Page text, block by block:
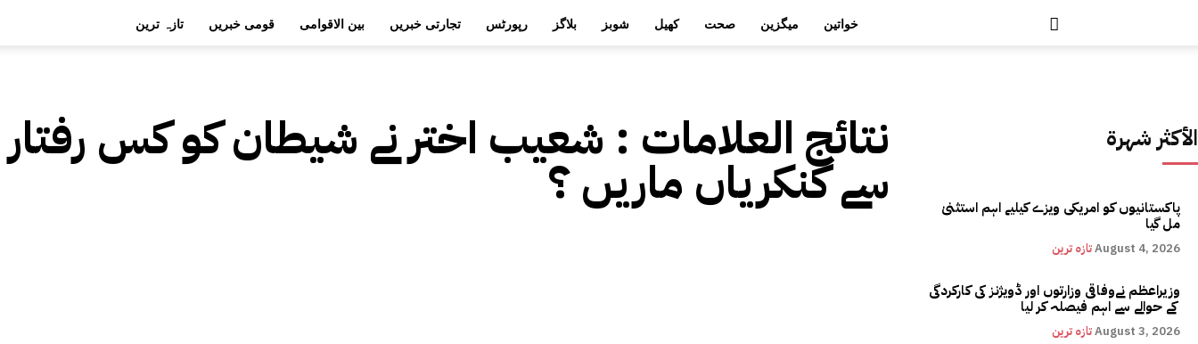
تازہ ترین قومی خبریں بین الاقوامی تجارتی خبریں رپورٹس بلاگز شوبز کھیل صحت میگزین خواتین
نتائج العلامات : شعیب اختر نے شیطان کو کس رفتار
سے کنکریاں ماریں ؟
الأكثر شهرة
پاکستانیوں کو امریکی ویزے کیلیے اہم استثنیٰ
مل گیا
تازہ ترینAugust 4, 2026
وزیراعظم نےوفاقی وزارتوں اور ڈویژنز کی کارکردگی
کے حوالے سے اہم فیصلہ کر لیا
تازہ ترینAugust 3, 2026